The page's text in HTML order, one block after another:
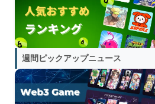
週間ピックアップニュース